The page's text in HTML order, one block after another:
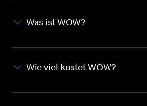
Was ist WOW?
Wie viel kostet WOW?